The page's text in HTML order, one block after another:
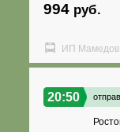
994 руб.
ИП
20:50